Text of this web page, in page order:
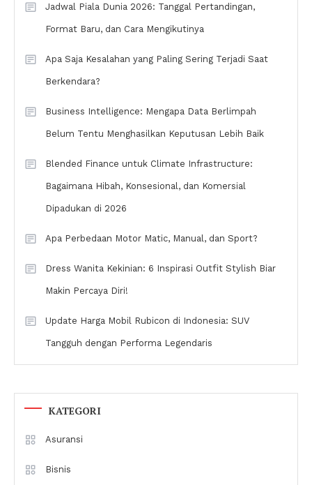
Jadwal Piala Dunia 2026: Tanggal Pertandingan,
Format Baru, dan Cara Mengikutinya
Apa Saja Kesalahan yang Paling Sering Terjadi Saat
Berkendara?
Business Intelligence: Mengapa Data Berlimpah
Belum Tentu Menghasilkan Keputusan Lebih Baik
Blended Finance untuk Climate Infrastructure:
Bagaimana Hibah, Konsesional, dan Komersial
Dipadukan di 2026
Apa Perbedaan Motor Matic, Manual, dan Sport?
Dress Wanita Kekinian: 6 Inspirasi Outfit Stylish Biar
Makin Percaya Diri!
Update Harga Mobil Rubicon di Indonesia: SUV
Tangguh dengan Performa Legendaris
KATEGORI
Asuransi
Bisnis